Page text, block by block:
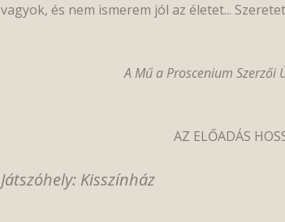
vagyok, és nem ismerem jól az életet...
A Mű a Proscenium Szerzői
AZ ELŐADÁS
Játszóhely: Kisszínház